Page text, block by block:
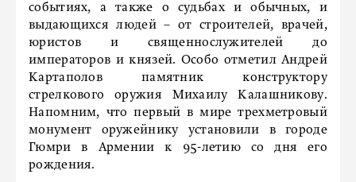
событиях, а также о судьбах и обычных, и
выдающихся людей – от строителей, врачей,
юристов и священнослужителей до
императоров и князей. Особо отметил Андрей
Картаполов памятник конструктору
стрелкового оружия Михаилу Калашникову.
Напомним, что первый в мире трехметровый
монумент оружейнику установили в городе
Гюмри в Армении к 95-летию со дня его
рождения.